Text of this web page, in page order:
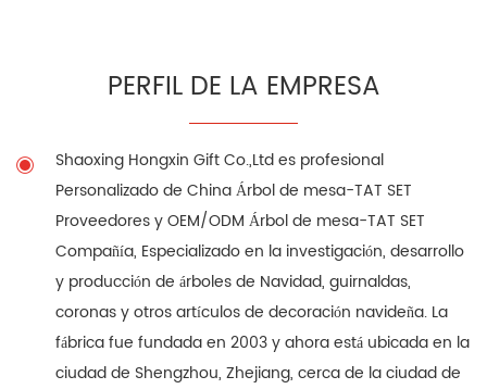
PERFIL DE LA EMPRESA
Shaoxing Hongxin Gift Co.,Ltd es profesional
Personalizado de China Árbol de mesa-TAT SET
ProveedoresyOEM/ODM Árbol de mesa-TAT SET
Compañía, Especializado en la investigación, desarrollo
y producción de árboles de Navidad, guirnaldas,
coronas y otros artículos de decoración navideña. La
fábrica fue fundada en 2003 y ahora está ubicada en la
ciudad de Shengzhou, Zhejiang, cerca de la ciudad de